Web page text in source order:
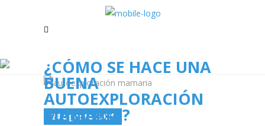
¿CÓMO SE HACE UNA
BUENA
AUTOEXPLORACIÓN
MAMARIA?
24 agosto 2021